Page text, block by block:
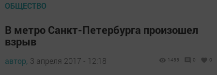
ОБЩЕСТВО
В метро Санкт-Петербурга произошел
взрыв
автор, 3 апреля 2017 - 12:18 1455 0 0